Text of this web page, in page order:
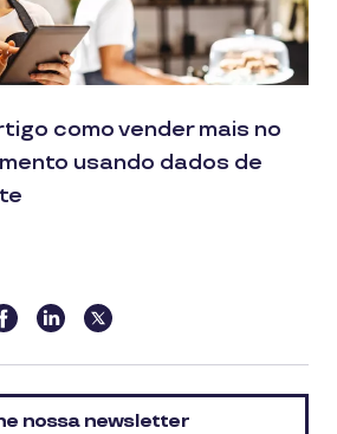
como vender mais no
usando dados de
nossa newsletter